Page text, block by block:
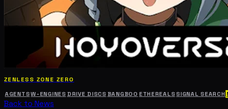
ZENLESS ZONE ZERO
AGENTSW-ENGINES DRIVE DISCS BANGBOO ETHEREALSSIGNAL SEARCH
Back to News